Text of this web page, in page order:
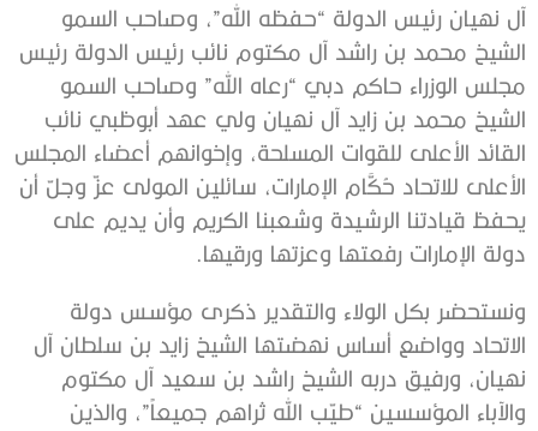
آل نهيان رئيس الدولة “حفظه الله”، وصاحب السمو
الشيخ محمد بن راشد آل مكتوم نائب رئيس الدولة رئيس
مجلس الوزراء حاكم دبي “رعاه الله” وصاحب السمو
الشيخ محمد بن زايد آل نهيان ولي عهد أبوظبي نائب
القائد الأعلى للقوات المسلحة، وإخوانهم أعضاء المجلس
الأعلى للاتحاد حُكَّام الإمارات، سائلين المولى عزّ وجلّ أن
يحفظ قيادتنا الرشيدة وشعبنا الكريم وأن يديم على
دولة الإمارات رفعتها وعزتها ورقيها.
ونستحضر بكل الولاء والتقدير ذكرى مؤسس دولة
الاتحاد وواضع أساس نهضتها الشيخ زايد بن سلطان آل
نهيان، ورفيق دربه الشيخ راشد بن سعيد آل مكتوم
والآباء المؤسسين “طيّب الله ثراهم جميعاً”، والذين